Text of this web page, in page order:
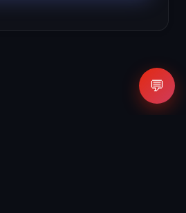
💬